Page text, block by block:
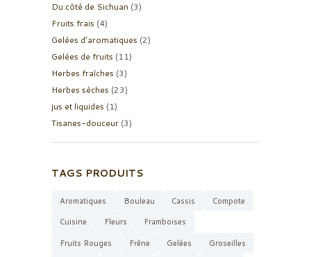
Du côté de Sichuan (3)
Fruits frais (4)
Gelées d'aromatiques (2)
Gelées de fruits (11)
Herbes fraîches (3)
Herbes sèches (23)
jus et liquides (1)
Tisanes-douceur (3)
TAGS PRODUITS
Aromatiques Bouleau Cassis
Compote
Cuisine
Fleurs
Framboises
Fruits Rouges
Frêne Gelées
Groseilles